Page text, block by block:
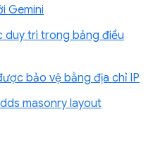
Gemini
duy trì trong bảng điều
bảo vệ bằng địa chỉ IP
masonry layout